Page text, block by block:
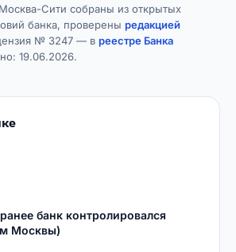
Сити собраны из открытых
банка, проверены редакцией
№ 3247 — в реестре Банка
19.06.2026.
банк контролировался
Москвы)